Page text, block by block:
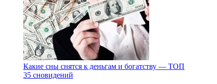
Какие сны снятся к деньгам и богатству — ТОП
35 сновидений